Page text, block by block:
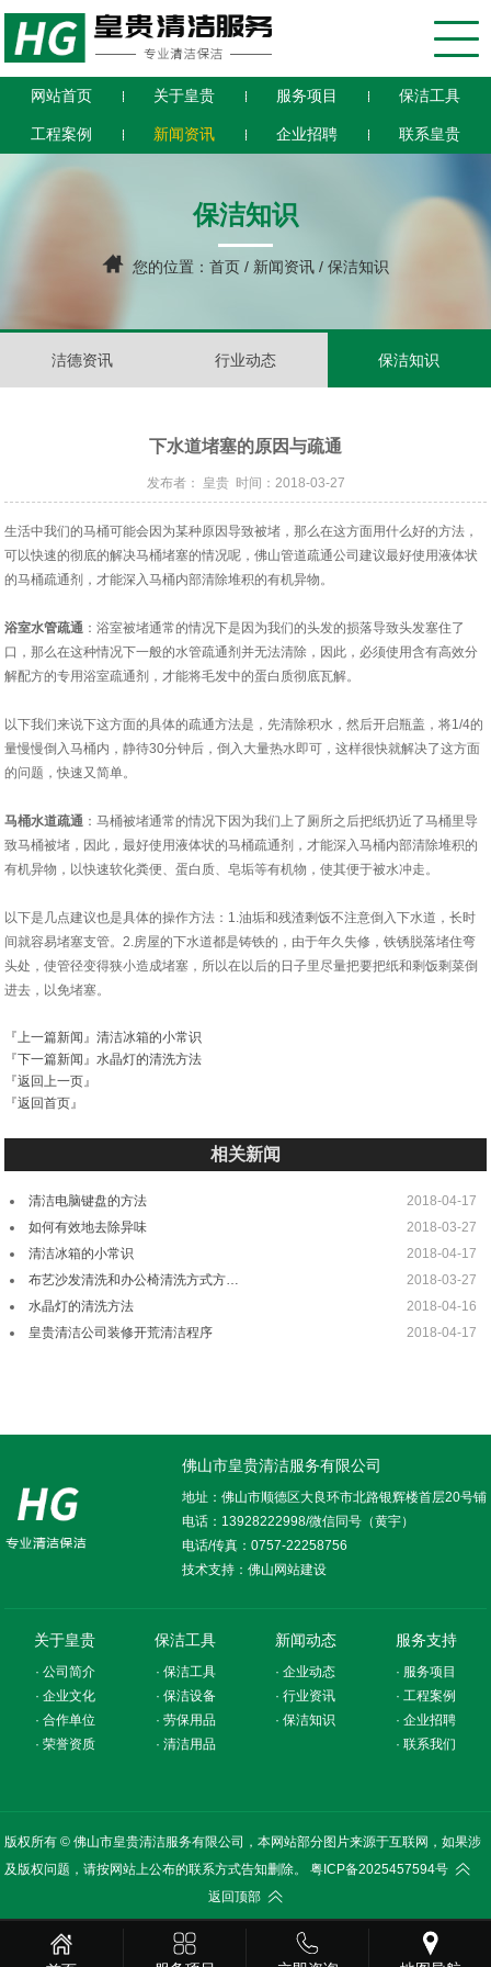
网站首页 关于皇贵 服务项目 保洁工具
工程案例 新闻资讯 企业招聘 联系皇贵
保洁知识
您的位置： 首页 / 新闻资讯 / 保洁知识
洁德资讯 行业动态 保洁知识
下水道堵塞的原因与疏通
发布者： 皇贵 时间：2018-03-27
生活中我们的马桶可能会因为某种原因导致被堵，那么在这方面用什么好的方法，
可以快速的彻底的解决马桶堵塞的情况呢，佛山管道疏通公司建议最好使用液体状
的马桶疏通剂，才能深入马桶内部清除堆积的有机异物。
浴室水管疏通 ：浴室被堵通常的情况下是因为我们的头发的损落导致头发塞住了
口，那么在这种情况下一般的水管疏通剂并无法清除，因此，必须使用含有高效分
解配方的专用浴室疏通剂，才能将毛发中的蛋白质彻底瓦解。
以下我们来说下这方面的具体的疏通方法是，先清除积水，然后开启瓶盖，将1/4的
量慢慢倒入马桶内，静待30分钟后，倒入大量热水即可，这样很快就解决了这方面
的问题，快速又简单。
马桶水道疏通 ：马桶被堵通常的情况下因为我们上了厕所之后把纸扔近了马桶里导
致马桶被堵，因此，最好使用液体状的马桶疏通剂，才能深入马桶内部清除堆积的
有机异物，以快速软化粪便、蛋白质、皂垢等有机物，使其便于被水冲走。
以下是几点建议也是具体的操作方法：1.油垢和残渣剩饭不注意倒入下水道，长时
间就容易堵塞支管。2.房屋的下水道都是铸铁的，由于年久失修，铁锈脱落堵住弯
头处，使管径变得狭小造成堵塞，所以在以后的日子里尽量把要把纸和剩饭剩菜倒
进去，以免堵塞。
『上一篇新闻』清洁冰箱的小常识
『下一篇新闻』水晶灯的清洗方法
『返回上一页』
『返回首页』
相关新闻
清洁电脑键盘的方法
2018-04-17
如何有效地去除异味
2018-03-27
清洁冰箱的小常识
2018-04-17
布艺沙发清洗和办公椅清洗方式方…
2018-03-27
水晶灯的清洗方法
2018-04-16
皇贵清洁公司装修开荒清洁程序
2018-04-17
关于皇贵
· 公司简介
· 企业文化
· 合作单位
· 荣誉资质
保洁工具
· 保洁工具
· 保洁设备
· 劳保用品
· 清洁用品
新闻动态
· 企业动态
· 行业资讯
· 保洁知识
服务支持
· 服务项目
· 工程案例
· 企业招聘
· 联系我们
佛山市皇贵清洁服务有限公司
地址：佛山市顺德区大良环市北路银辉楼首层20号铺
电话： 13928222998/微信同号（黄宇）
电话/传真： 0757-22258756
技术支持： 佛山网站建设
版权所有 © 佛山市皇贵清洁服务有限公司，本网站部分图片来源于互联网，如果涉
及版权问题，请按网站上公布的联系方式告知删除。粤ICP备2025457594号
返回顶部